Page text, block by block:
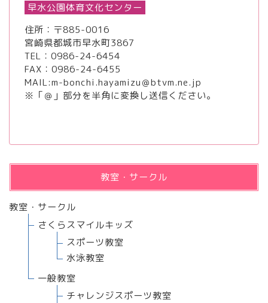
早水公園体育文化センター
住所：〒885-0016
宮崎県都城市早水町3867
TEL： 0986-24-6454
FAX：0986-24-6455
MAIL:m-bonchi.hayamizu＠btvm.ne.jp
※「＠」部分を半角に変換し送信ください。
教室・サークル
教室・サークル
さくらスマイルキッズ
スポーツ教室
水泳教室
一般教室
チャレンジスポーツ教室